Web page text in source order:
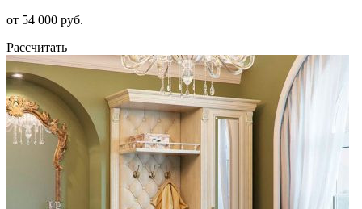
от 54 000 руб.
Рассчитать